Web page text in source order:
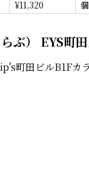
¥11,320
ぶ） EYS町
町田ビルB1Fカ